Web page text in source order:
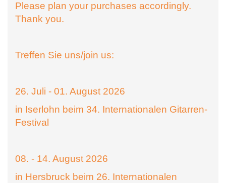
Please plan your purchases accordingly.
Thank you.
Treffen Sie uns/join us:
26. Juli - 01. August 2026
in Iserlohn beim 34. Internationalen Gitarren-
Festival
08. - 14. August 2026
in Hersbruck beim 26. Internationalen